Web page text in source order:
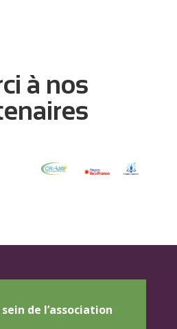
à nos
de l’association